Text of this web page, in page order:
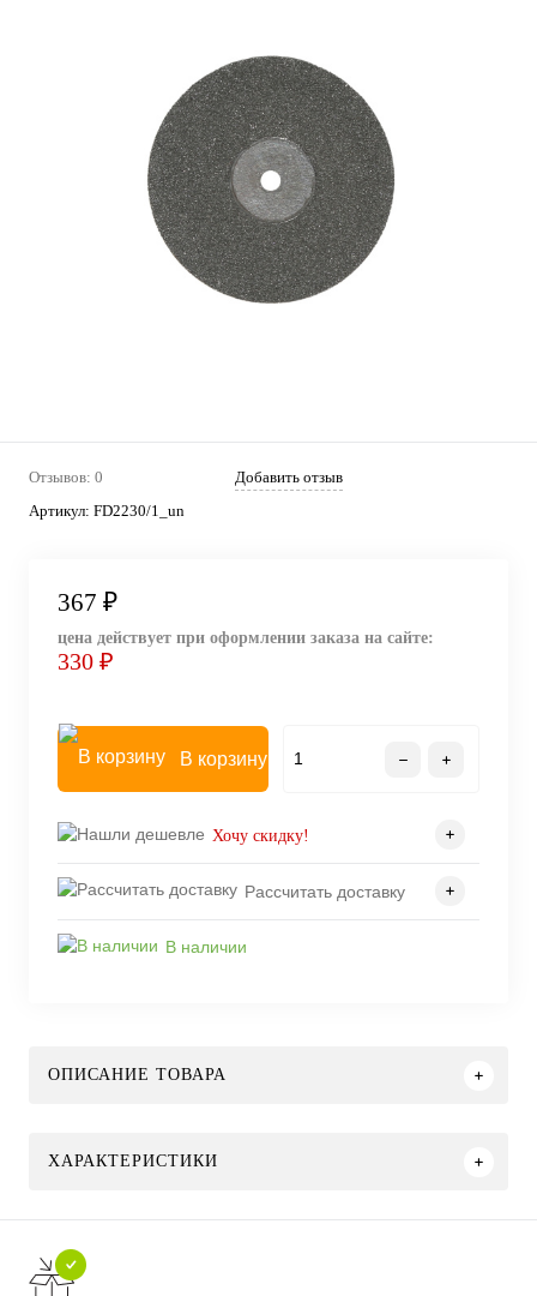
Отзывов: 0
Добавить отзыв
Артикул: FD2230/1_un
367 ₽
цена действует при оформлении заказа на сайте:
330 ₽
В корзину
Хочу скидку!
Рассчитать доставку
В наличии
ОПИСАНИЕ ТОВАРА
ХАРАКТЕРИСТИКИ